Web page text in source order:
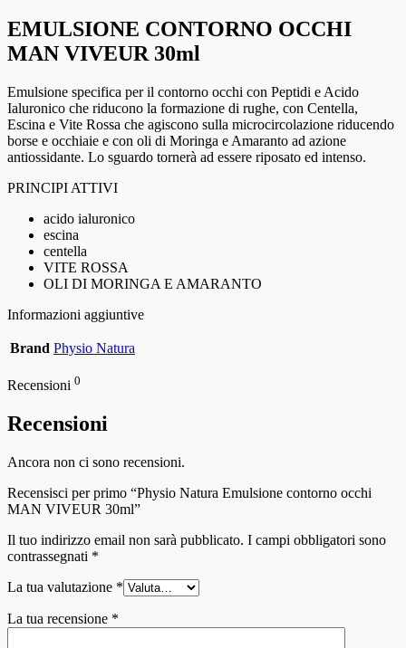
EMULSIONE CONTORNO OCCHI
MAN VIVEUR 30ml
Emulsione specifica per il contorno occhi con Peptidi e Acido
Ialuronico che riducono la formazione di rughe, con Centella,
Escina e Vite Rossa che agiscono sulla microcircolazione riducendo
borse e occhiaie e con oli di Moringa e Amaranto ad azione
antiossidante. Lo sguardo tornerà ad essere riposato ed intenso.
PRINCIPI ATTIVI
acido ialuronico
escina
centella
VITE ROSSA
OLI DI MORINGA E AMARANTO
Informazioni aggiuntive
Brand Physio Natura
Recensioni 0
Recensioni
Ancora non ci sono recensioni.
Recensisci per primo “Physio Natura Emulsione contorno occhi
MAN VIVEUR 30ml”
Il tuo indirizzo email non sarà pubblicato. I campi obbligatori sono
contrassegnati *
La tua valutazione *
La tua recensione *